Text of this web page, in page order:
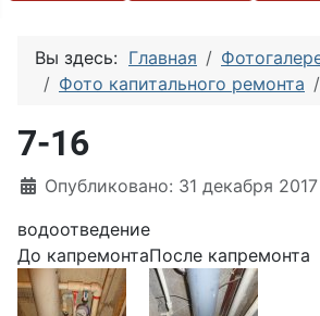
Вы здесь: Главная
Фото капитального ремонта
7-16
Информация о материале
Опубликовано: 31 декабря 2017
водоотведение
До капремонтаПосле капремонта